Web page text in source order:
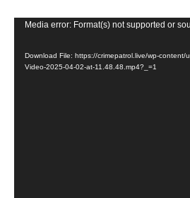
Media error: Format(s) not supported or
Download File: https://crimepatrol.live/wp-
Video-2025-04-02-at-11.48.48.mp4?_=1